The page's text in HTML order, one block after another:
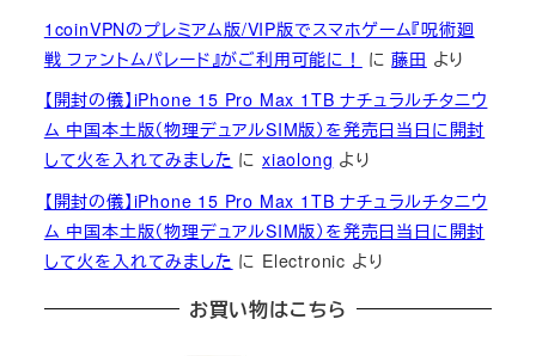
1coinVPNのプレミアム版/VIP版でスマホゲーム『呪術廻
戦 ファントムパレード』がご利用可能に！
に藤田 より
【開封の儀】iPhone 15 Pro Max 1TB ナチュラルチタニウ
ム 中国本土版（物理デュアルSIM版）を発売日当日に開封
して火を入れてみました にxiaolong より
【開封の儀】iPhone 15 Pro Max 1TB ナチュラルチタニウ
ム 中国本土版（物理デュアルSIM版）を発売日当日に開封
して火を入れてみました に Electronic より
お買い物はこちら